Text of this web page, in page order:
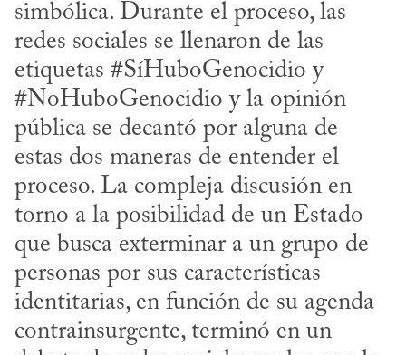
simbólica. Durante el proceso, las
redes sociales se llenaron de las
etiquetas #SíHuboGenocidio y
#NoHuboGenocidio y la opinión
pública se decantó por alguna de
estas dos maneras de entender el
proceso. La compleja discusión en
torno a la posibilidad de un Estado
que busca exterminar a un grupo de
personas por sus características
identitarias, en función de su agenda
contrainsurgente, terminó en un